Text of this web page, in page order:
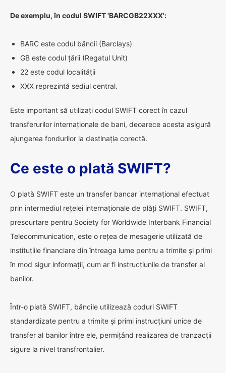
De exemplu, în codul SWIFT 'BARCGB22XXX':
BARC este codul băncii (Barclays)
GB este codul țării (Regatul Unit)
22 este codul localității
XXX reprezintă sediul central.
Este important să utilizați codul SWIFT corect în cazul
transferurilor internaționale de bani, deoarece acesta asigură
ajungerea fondurilor la destinația corectă.
Ce este o plată SWIFT?
O plată SWIFT este un transfer bancar internațional efectuat
prin intermediul rețelei internaționale de plăți SWIFT. SWIFT,
prescurtare pentru Society for Worldwide Interbank Financial
Telecommunication, este o rețea de mesagerie utilizată de
instituțiile financiare din întreaga lume pentru a trimite și primi
în mod sigur informații, cum ar fi instrucțiunile de transfer al
banilor.
Într-o plată SWIFT, băncile utilizează coduri SWIFT
standardizate pentru a trimite și primi instrucțiuni unice de
transfer al banilor între ele, permițând realizarea de tranzacții
sigure la nivel transfrontalier.